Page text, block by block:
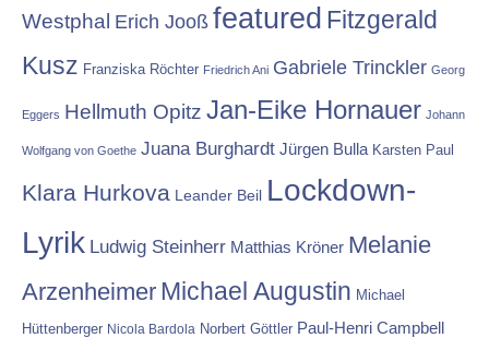
Westphal Erich Jooß featured Fitzgerald
Kusz Franziska Röchter Friedrich Ani Gabriele Trinckler Georg
Eggers Hellmuth Opitz Jan-Eike Hornauer Johann
Wolfgang von Goethe Juana Burghardt Jürgen Bulla Karsten Paul
Klara Hurkova Leander Beil Lockdown-
Lyrik Ludwig Steinherr Matthias Kröner Melanie
Arzenheimer Michael Augustin Michael
Hüttenberger Nicola Bardola Norbert Göttler Paul-Henri Campbell